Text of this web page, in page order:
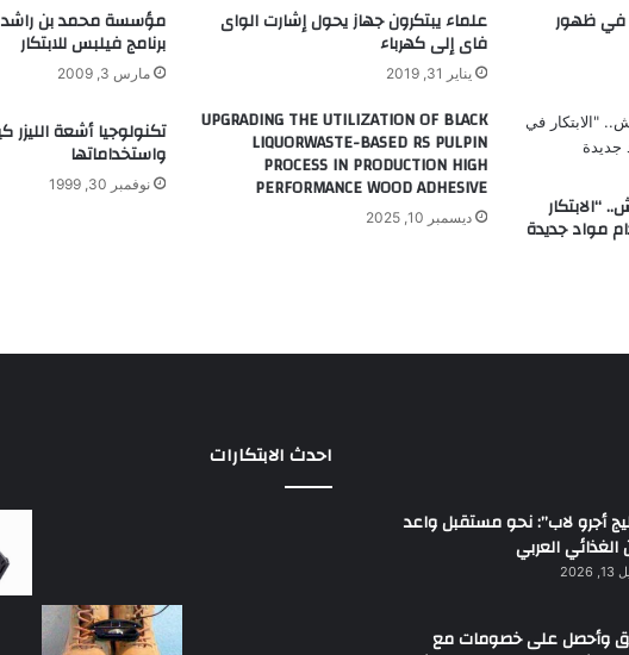
في ظهور علماء يبتكرون جهاز يحول إشارت الواى
فاى إلى كهرباء
يناير 31, 2019
مؤسسة محمد بن
برنامج فيلبس للابتكار
مارس 3, 2009
“الابتكار
مواد جديدة
UPGRADING THE UTILIZATION OF BLACK
LIQUORWASTE-BASED RS PULPIN
PROCESS IN PRODUCTION HIGH
PERFORMANCE WOOD ADHESIVE
ديسمبر 10, 2025
تكنولوجيا أشعة الليزر
واستخداماتها
نوفمبر 30, 1999
أجرو لاب”: نحو مستقبل واعد
الغذائي العربي
وأحصل على خصومات مع
احدث الابتكارات